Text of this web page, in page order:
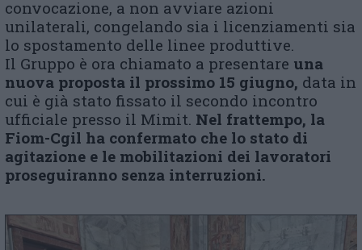
convocazione, a non avviare azioni
unilaterali, congelando sia i licenziamenti sia
lo spostamento delle linee produttive.
Il Gruppo è ora chiamato a presentare una
nuova proposta il prossimo 15 giugno, data in
cui è già stato fissato il secondo incontro
ufficiale presso il Mimit. Nel frattempo, la
Fiom-Cgil ha confermato che lo stato di
agitazione e le mobilitazioni dei lavoratori
proseguiranno senza interruzioni.